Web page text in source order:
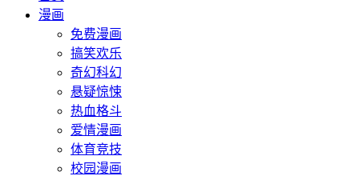
漫画
免费漫画
搞笑欢乐
奇幻科幻
悬疑惊悚
热血格斗
爱情漫画
体育竞技
校园漫画